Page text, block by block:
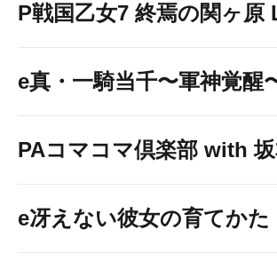
P戦国乙女7 終焉の関ヶ原
e真・一騎当千〜軍神覚醒
PAコマコマ倶楽部 with
e冴えない彼女の育てかた